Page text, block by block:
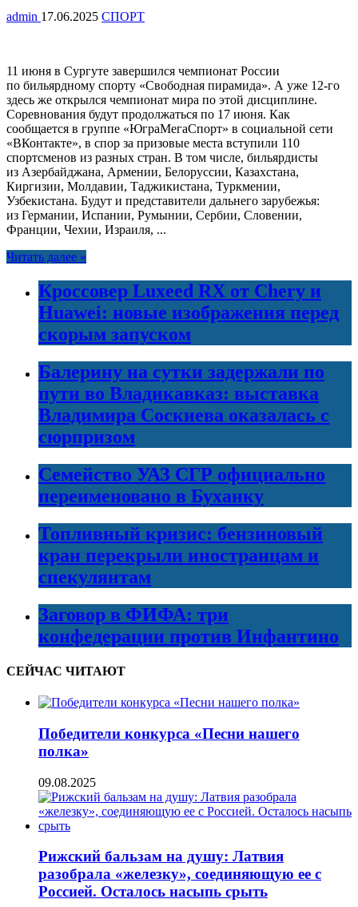
admin 17.06.2025 СПОРТ
11 июня в Сургуте завершился чемпионат России
по бильярдному спорту «Свободная пирамида». А уже 12-го
здесь же открылся чемпионат мира по этой дисциплине.
Соревнования будут продолжаться по 17 июня. Как
сообщается в группе «ЮграМегаСпорт» в социальной сети
«ВКонтакте», в спор за призовые места вступили 110
спортсменов из разных стран. В том числе, бильярдисты
из Азербайджана, Армении, Белоруссии, Казахстана,
Киргизии, Молдавии, Таджикистана, Туркмении,
Узбекистана. Будут и представители дальнего зарубежья:
из Германии, Испании, Румынии, Сербии, Словении,
Франции, Чехии, Израиля, ...
Читать далее »
Кроссовер Luxeed RX от Chery и
Huawei: новые изображения перед
скорым запуском
Балерину на сутки задержали по
пути во Владикавказ: выставка
Владимира Соскиева оказалась с
сюрпризом
Семейство УАЗ СГР официально
переименовано в Буханку
Топливный кризис: бензиновый
кран перекрыли иностранцам и
спекулянтам
Заговор в ФИФА: три
конфедерации против Инфантино
СЕЙЧАС ЧИТАЮТ
Победители конкурса «Песни нашего
полка»
09.08.2025
Рижский бальзам на душу: Латвия
разобрала «железку», соединяющую ее с
Россией. Осталось насыпь срыть